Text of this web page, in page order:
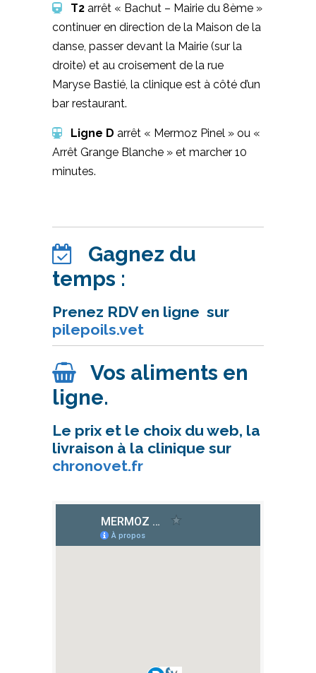
T2 arrêt « Bachut – Mairie du 8ème »
continuer en direction de la Maison de la
danse, passer devant la Mairie (sur la
droite) et au croisement de la rue
Maryse Bastié, la clinique est à côté d’un
bar restaurant.
Ligne D arrêt « Mermoz Pinel » ou «
Arrêt Grange Blanche » et marcher 10
minutes.
Gagnez du
temps :
Prenez RDV en ligne sur
pilepoils.vet
Vos aliments en
ligne.
Le prix et le choix du web, la
livraison à la clinique sur
chronovet.fr